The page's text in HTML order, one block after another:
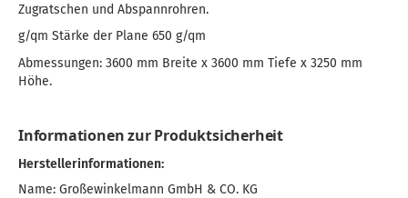
Zugratschen und Abspannrohren.
g/qm Stärke der Plane 650 g/qm
Abmessungen: 3600 mm Breite x 3600 mm Tiefe x 3250 mm
Höhe.
Informationen zur Produktsicherheit
Herstellerinformationen:
Name: Großewinkelmann GmbH & CO. KG